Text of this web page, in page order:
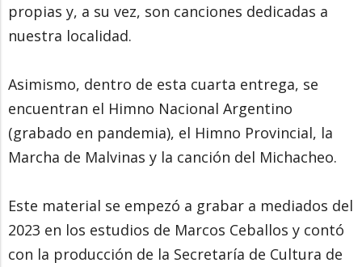
propias y, a su vez, son canciones dedicadas a
nuestra localidad.
Asimismo, dentro de esta cuarta entrega, se
encuentran el Himno Nacional Argentino
(grabado en pandemia), el Himno Provincial, la
Marcha de Malvinas y la canción del Michacheo.
Este material se empezó a grabar a mediados del
2023 en los estudios de Marcos Ceballos y contó
con la producción de la Secretaría de Cultura de